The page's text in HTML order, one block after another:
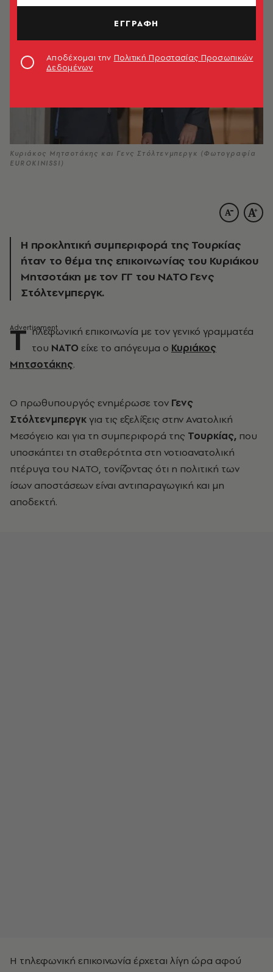
Κυριάκος Μητσοτάκης και Γενς Στόλτενμπεργκ (Φωτογραφία
EUROKINISSI)
Η προκλητική συμπεριφορά της Τουρκίας
ήταν το θέμα της επικοινωνίας του Κυριάκου
Μητσοτάκη με τον ΓΓ του ΝΑΤΟ Γενς
Στόλτενμπεργκ.
Τ ηλεφωνική επικοινωνία με τον γενικό γραμματέα
του ΝΑΤΟ είχε το απόγευμα ο Κυριάκος
Μητσοτάκης.
Ο πρωθυπουργός ενημέρωσε τον Γενς
Στόλτενμπεργκγια τις εξελίξεις στην Ανατολική
Μεσόγειο και για τη συμπεριφορά της Τουρκίας, που
υποσκάπτει τη σταθερότητα στη νοτιοανατολική
πτέρυγα του ΝΑΤΟ, τονίζοντας ότι η πολιτική των
ίσων αποστάσεων είναι αντιπαραγωγική και μη
αποδεκτή.
Η τηλεφωνική επικοινωνία έρχεται λίγη ώρα αφού
ΕΓΓΡΑΦΗ
Αποδέχομαι την Πολιτική Προστασίας Προσωπικών
Δεδομένων